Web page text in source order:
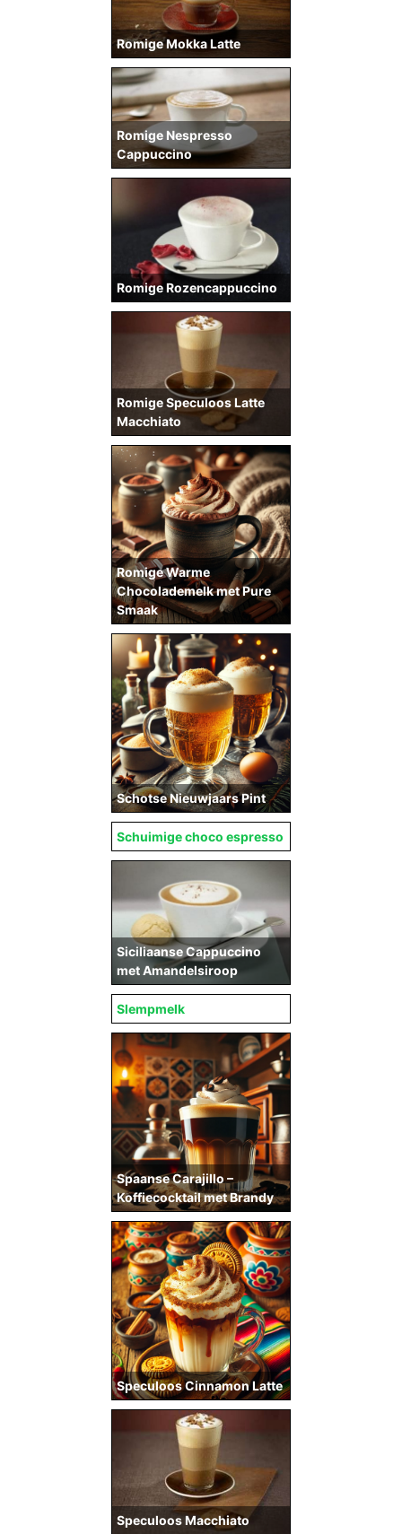
Romige Mokka Latte
Romige Nespresso
Cappuccino
Romige Rozencappuccino
Romige Speculoos Latte
Macchiato
Romige Warme
Chocolademelk met Pure
Smaak
Schotse Nieuwjaars Pint
Schuimige choco espresso
Siciliaanse Cappuccino
met Amandelsiroop
Slempmelk
Spaanse Carajillo –
Koffiecocktail met Brandy
Speculoos Cinnamon Latte
Speculoos Macchiato